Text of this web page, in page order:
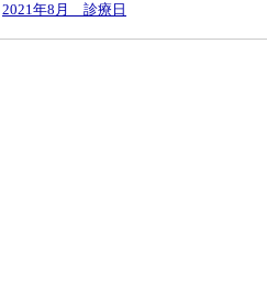
2021年8月 診療日